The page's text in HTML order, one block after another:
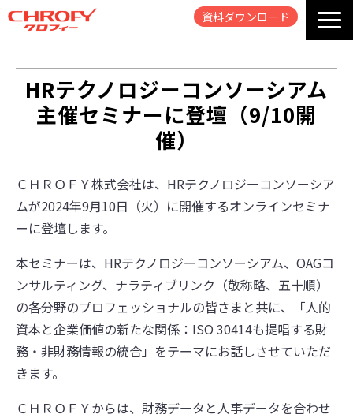
資料ダウンロード
Information & Tips
動画・資料ギャラリー
パートナー
よくあるご質問
HRテクノロジーコンソーシアム
主催セミナーに登壇（9/10開
催）
ＣＨＲＯＦＹ株式会社は、HRテクノロジーコンソーシア
ムが2024年9月10日（火）に開催するオンラインセミナ
ーに登壇します。
本セミナーは、HRテクノロジーコンソーシアム、OAGコ
ンサルティング、ナラティブリンク（敬称略、五十順）
の各分野のプロフェッショナルの皆さまと共に、「人的
資本と企業価値の新たな関係：ISO 30414も提唱する財
務・非財務情報の統合」をテーマにお話しさせていただ
きます。
ＣＨＲＯＦＹからは、財務データと人事データを合わせ